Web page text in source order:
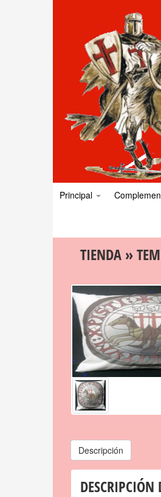
Principal
TIENDA »
Descripción
DESCRIPCIÓN